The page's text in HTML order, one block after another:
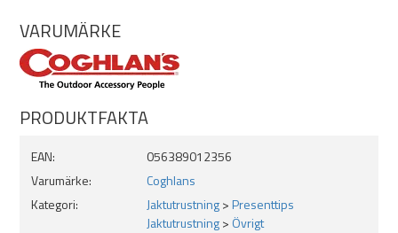
VARUMÄRKE
PRODUKTFAKTA
EAN:
056389012356
Varumärke:
Coghlans
Kategori:
Jaktutrustning>Presenttips
Jaktutrustning> Övrigt